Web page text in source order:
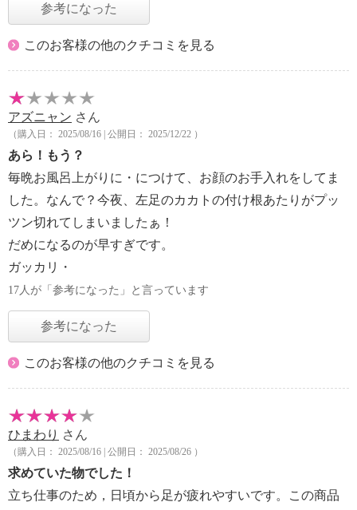
参考になった
このお客様の他のクチコミを見る
アズニャン さん
（購入日： 2025/08/16 | 公開日： 2025/12/22 ）
あら！もう？
毎晩お風呂上がりに・につけて、お顔のお手入れをしてま
した。なんで？今夜、左足のカカトの付け根あたりがプッ
ツン切れてしまいましたぁ！
だめになるのが早すぎです。
ガッカリ・
17人が「参考になった」と言っています
参考になった
このお客様の他のクチコミを見る
ひまわり さん
（購入日： 2025/08/16 | 公開日： 2025/08/26 ）
求めていた物でした！
立ち仕事のため，日頃から足が疲れやすいです。この商品